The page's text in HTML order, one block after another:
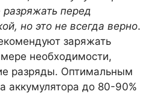
перед
но это не всегда верно.
заряжать
необходимости,
разряды. Оптимальным
аккумулятора до 80-90%